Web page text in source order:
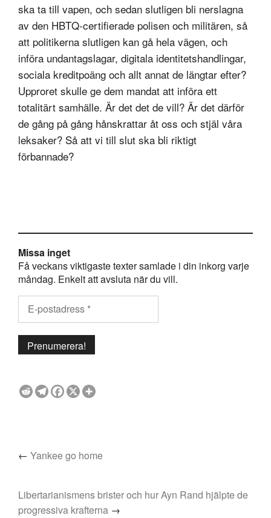
ska ta till vapen, och sedan slutligen bli nerslagna
av den HBTQ-certifierade polisen och militären, så
att politikerna slutligen kan gå hela vägen, och
införa undantagslagar, digitala identitetshandlingar,
sociala kreditpoäng och allt annat de längtar efter?
Upproret skulle ge dem mandat att införa ett
totalitärt samhälle. Är det det de vill? Är det därför
de gång på gång hånskrattar åt oss och stjäl våra
leksaker? Så att vi till slut ska bli riktigt
förbannade?
Missa inget
Få veckans viktigaste texter samlade i din inkorg varje
måndag. Enkelt att avsluta när du vill.
← Yankee go home
Libertarianismens brister och hur Ayn Rand hjälpte de
progressiva krafterna →